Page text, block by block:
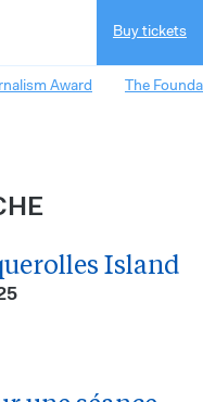
Buy tickets
Award The
Island